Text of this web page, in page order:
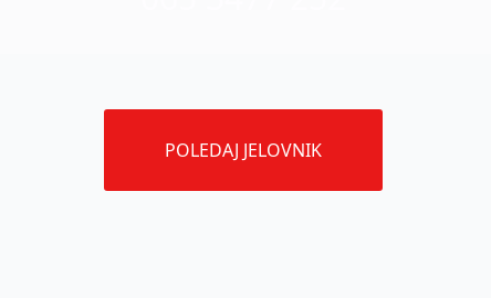
POLEDAJ JELOVNIK